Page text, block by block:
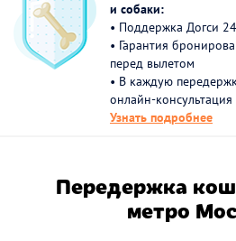
и собаки:
• Поддержка Догси
• Гарантия
перед вылетом
• В каждую
онлайн-
Узнать подробнее
Передержка
метро